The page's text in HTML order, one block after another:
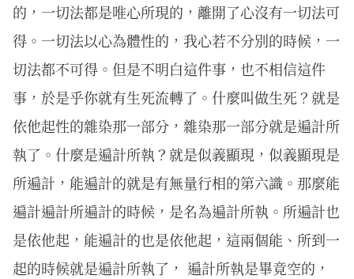
的，一切法都是唯心所現的，離開了心沒有一切法可
得。一切法以心為體性的，我心若不分別的時候，一
切法都不可得。但是不明白這件事，也不相信這件
事，於是乎你就有生死流轉了。什麼叫做生死？就是
依他起性的雜染那一部分，雜染那一部分就是遍計所
執了。什麼是遍計所執？就是似義顯現，似義顯現是
所遍計，能遍計的就是有無量行相的第六識。那麼能
遍計遍計所遍計的時候，是名為遍計所執。所遍計也
是依他起，能遍計的也是依他起，這兩個能、所到一
起的時候就是遍計所執了， 遍計所執是畢竟空的，